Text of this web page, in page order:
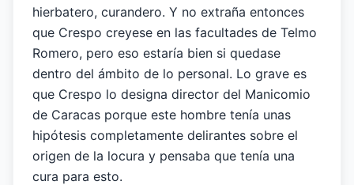
hierbatero, curandero. Y no extraña entonces
que Crespo creyese en las facultades de Telmo
Romero, pero eso estaría bien si quedase
dentro del ámbito de lo personal. Lo grave es
que Crespo lo designa director del Manicomio
de Caracas porque este hombre tenía unas
hipótesis completamente delirantes sobre el
origen de la locura y pensaba que tenía una
cura para esto.